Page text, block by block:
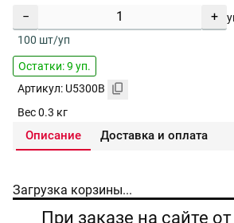
− +
100 шт/уп
Остатки: 9 уп.
Артикул: U5300B
Вес 0.3 кг
Описание Доставка и оплата
Загрузка корзины...
При заказе на сайте